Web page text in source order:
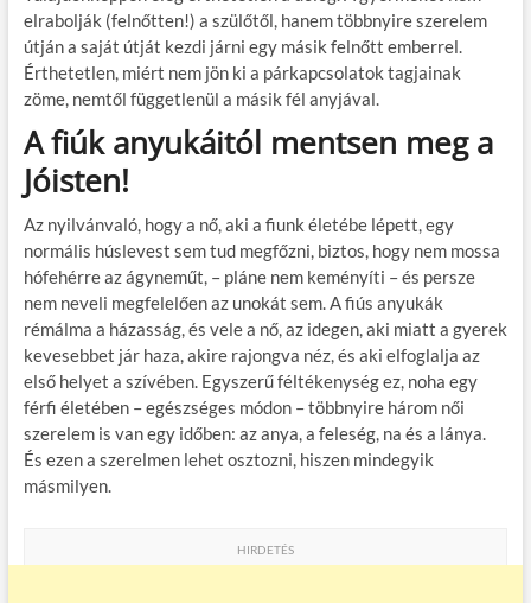
elrabolják (felnőtten!) a szülőtől, hanem többnyire szerelem
útján a saját útját kezdi járni egy másik felnőtt emberrel.
Érthetetlen, miért nem jön ki a párkapcsolatok tagjainak
zöme, nemtől függetlenül a másik fél anyjával.
A fiúk anyukáitól mentsen meg a
Jóisten!
Az nyilvánvaló, hogy a nő, aki a fiunk életébe lépett, egy
normális húslevest sem tud megfőzni, biztos, hogy nem mossa
hófehérre az ágyneműt, – pláne nem keményíti – és persze
nem neveli megfelelően az unokát sem. A fiús anyukák
rémálma a házasság, és vele a nő, az idegen, aki miatt a gyerek
kevesebbet jár haza, akire rajongva néz, és aki elfoglalja az
első helyet a szívében. Egyszerű féltékenység ez, noha egy
férfi életében – egészséges módon – többnyire három női
szerelem is van egy időben: az anya, a feleség, na és a lánya.
És ezen a szerelmen lehet osztozni, hiszen mindegyik
másmilyen.
HIRDETÉS